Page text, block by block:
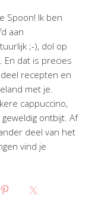
Spoon! Ik ben
aan
;-), dol op
En dat is precies
recepten en
met je.
cappuccino,
ontbijt. Af
deel van het
vind je